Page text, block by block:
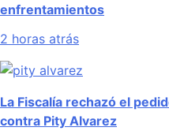
enfrentamientos
2 horas atrás
La Fiscalía rechazó el
contra Pity Alvarez